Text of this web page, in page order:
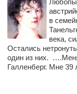
в
века,
Остались
один из них.
Галленберг. Мне